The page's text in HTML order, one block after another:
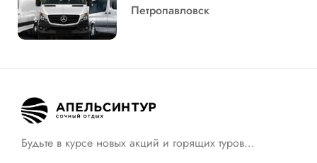
Петропавловск
Будьте в курсе новых акций и горящих туров…